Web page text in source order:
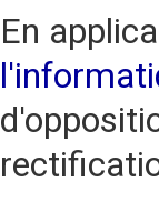
En